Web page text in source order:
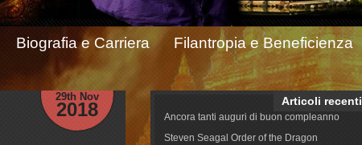
Biografia e Carriera
Filantropia e Beneficienza
29th Nov
2018 Articoli recenti
Ancora tanti auguri di buon compleanno
Steven Seagal Order of the Dragon